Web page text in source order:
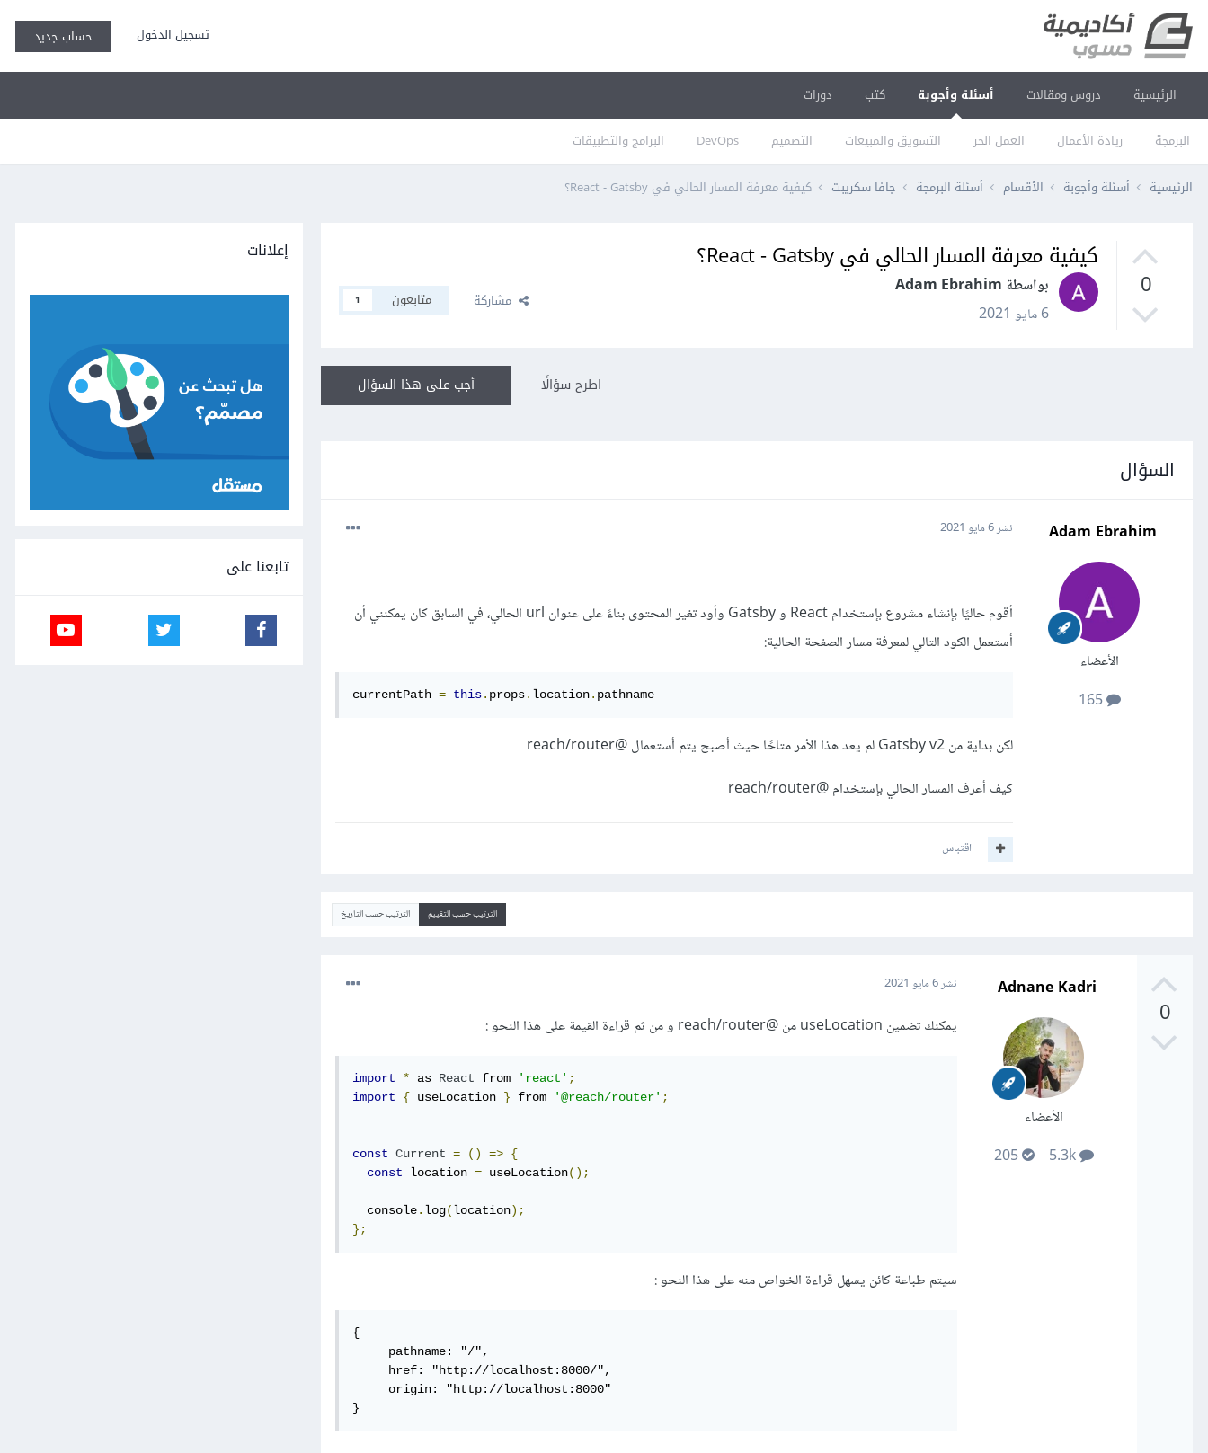
تسجيل الدخول حساب جديد
الرئيسية دروس ومقالات أسئلة وأجوبة
البرمجة ريادة الأعمال العمل الحر التسويق والمبيعات التصميم DevOps البرامج والتطبيقات
كتب دورات
الرئيسية أسئلة وأجوبة الأقسام أسئلة البرمجة جافا سكريبت كيفية معرفة المسار الحالي في React - Gatsby؟
0
كيفية معرفة المسار الحالي في React - Gatsby؟
بواسطة Adam Ebrahim
6 مايو 2021
مشاركة متابعون 1
أجب على هذا السؤال اطرح سؤالًا
السؤال
Adam Ebrahim
الأعضاء
165
نشر6 مايو 2021
أقوم حاليًا بإنشاء مشروع بإستخدام React و Gatsby وأود تغير المحتوى بناءً على عنوان url الحالي، في السابق كان يمكنني أن
أستعمل الكود التالي لمعرفة مسار الصفحة الحالية:
currentPath = this. props. location. pathname
لكن بداية من Gatsby v2 لم يعد هذا الأمر متاحًا حيث أصبح يتم أستعمال @reach/router
كيف أعرف المسار الحالي بإستخدام @reach/router
اقتباس
الترتيب حسب التقييم الترتيب حسب التاريخ
0
Adnane Kadri
الأعضاء
5.3k
205
نشر6 مايو 2021
يمكنك تضمين useLocation من @reach/router و من ثم قراءة القيمة على هذا النحو :
import * as React from 'react' ;
import
{ useLocation } from '@reach/router' ;
const Current = () => {
const location = useLocation();
  console
. log(location);
};
سيتم طباعة كائن يسهل قراءة الخواص منه على هذا النحو :
{
     pathname: "/",
     href: "http://localhost:8000/",
     origin: "http://localhost:8000"
}
إعلانات
تابعنا على